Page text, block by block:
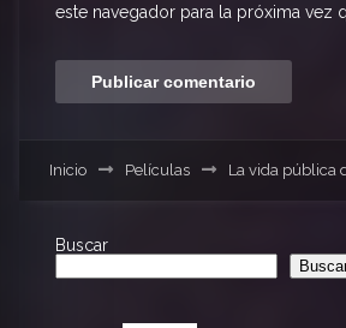
este navegador para la próxima vez
Inicio Películas La vida pública
Buscar